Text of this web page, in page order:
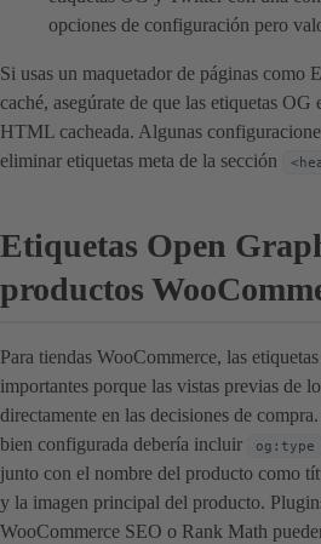
opciones de configuración pero
Si usas un maquetador de páginas como
caché, asegúrate de que las etiquetas OG
HTML cacheada. Algunas
eliminar etiquetas meta de la sección
Etiquetas Open
productos
Para tiendas WooCommerce, las
importantes porque las vistas previas de
directamente en las decisiones de
bien configurada debería incluir
og:type
junto con el nombre del producto como
y la imagen principal del producto.
WooCommerce SEO o Rank Math